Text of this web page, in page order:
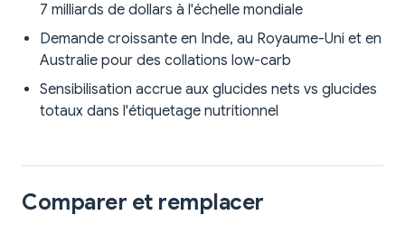
7 milliards de dollars à l'échelle mondiale
Demande croissante en Inde, au Royaume-Uni et en
Australie pour des collations low-carb
Sensibilisation accrue aux glucides nets vs glucides
totaux dans l'étiquetage nutritionnel
Comparer et remplacer